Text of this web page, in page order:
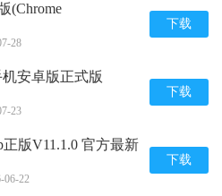
(Chrome
安卓最新版
28
下载
机安卓版正式版
新版
23
下载
版V11.1.0 官方最新
06-22
下载